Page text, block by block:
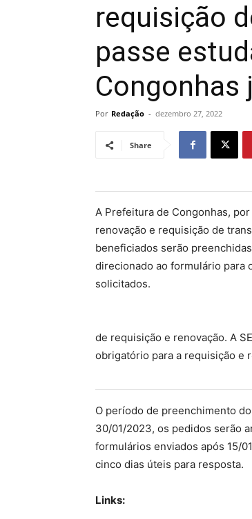
requisição
passe
Congonhas
Por Redação - dezembro 27, 2022
Share
A Prefeitura de Congonhas,
renovação e requisição de
beneficiados serão
direcionado ao formulário para
solicitados.
de requisição e renovação. A
obrigatório para a requisição e
O período de preenchimento
30/01/2023, os pedidos serão
formulários enviados após 15/
cinco dias úteis para resposta.
Links: